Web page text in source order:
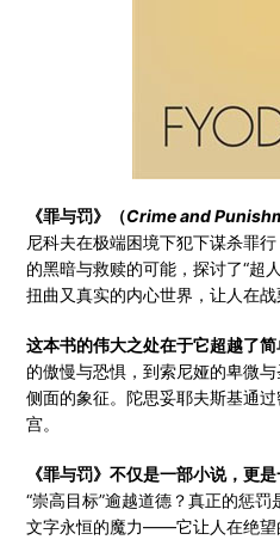
《罪与罚》（Crime and
尼科夫在极端困境下犯下谋杀罪
的黑暗与救赎的可能，探讨了“超
扭曲又真实的内心世界，让人在战
这本书的伟大之处在于它超越了
的傲慢与恐惧，到索尼娅的卑微
侧面的象征。陀思妥耶夫斯基通
宫。
《罪与罚》不仅是一部小说，更
“崇高目标”逾越道德？真正的惩
文字永恒的魔力——它让人在绝望